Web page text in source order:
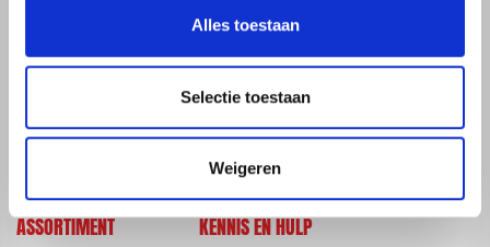
Alles toestaan
Selectie toestaan
Weigeren
ASSORTIMENT KENNIS EN HULP
check_circleA-merk met KOMO® keurmerk
check_circle
40+ RedFox® dealers in NL